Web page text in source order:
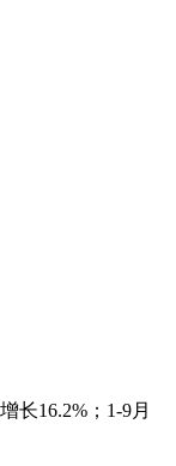
长16.2%；1-9月